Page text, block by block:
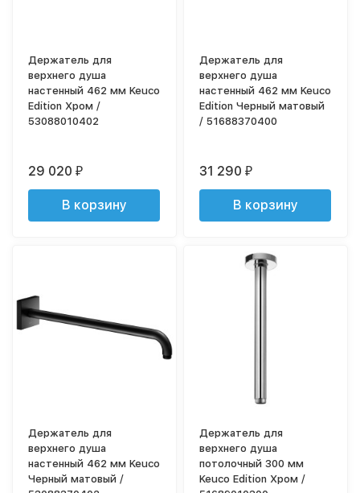
Держатель для
верхнего душа
настенный 462 мм Keuco
Edition Хром /
53088010402
29 020₽
В корзину
Держатель для
верхнего душа
настенный 462 мм Keuco
Edition Черный матовый
/ 51688370400
31 290₽
В корзину
Держатель для
верхнего душа
настенный 462 мм Keuco
Черный матовый /
Держатель для
верхнего душа
потолочный 300 мм
Keuco Edition Хром /